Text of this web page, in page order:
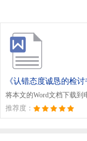
《认错态度诚恳的检讨
将本文的Word文档下载到
推荐度：